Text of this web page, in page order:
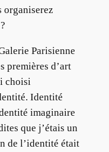
organiserez
Parisienne
premières d’art
choisi
Identité
imaginaire
que j’étais un
de l’identité était